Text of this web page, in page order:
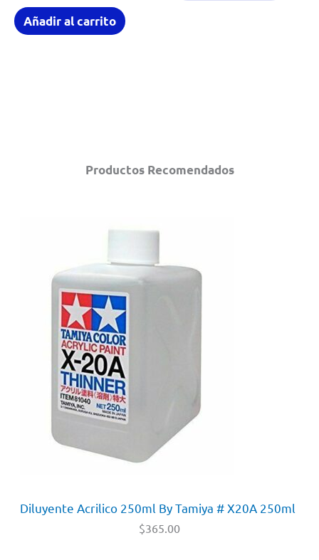
Productos Recomendados
Diluyente Acrilico 250ml By Tamiya # X20A 250ml
$365.00
Añadir al carrito